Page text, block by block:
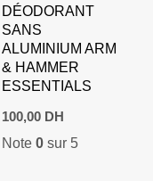
DÉODORANT
SANS
ALUMINIUM ARM
& HAMMER
ESSENTIALS
100,00 DH
Note0 sur 5